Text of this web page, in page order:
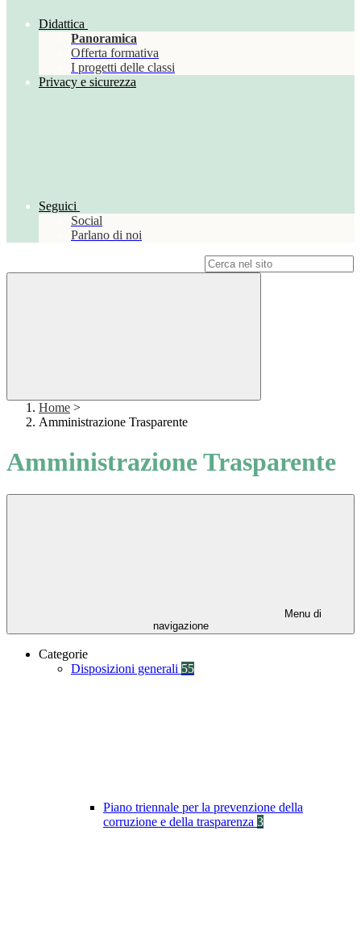
Didattica
Panoramica
Offerta formativa
I progetti delle classi
Privacy e sicurezza
Seguici
Social
Parlano di noi
Home >
Amministrazione Trasparente
Amministrazione Trasparente
Menu di
navigazione
Categorie
Disposizioni generali 55
Piano triennale per la prevenzione della
corruzione e della trasparenza 3